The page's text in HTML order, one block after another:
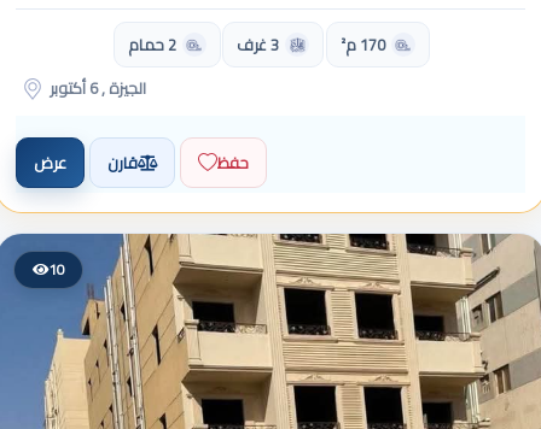
170 م² 3 غرف
2 حمام
الجيزة , 6 أكتوبر
حفظ قارن عرض
10